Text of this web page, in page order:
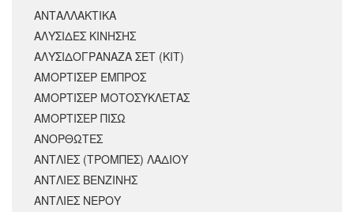
ΑΝΤΑΛΛΑΚΤΙΚΆ
ΑΛΥΣΙΔΕΣ ΚΙΝΗΣΗΣ
ΑΛΥΣΙΔΟΓΡΑΝΑΖΑ ΣΕΤ (ΚΙΤ)
ΑΜΟΡΤΙΣΕΡ ΕΜΠΡΟΣ
ΑΜΟΡΤΙΣΈΡ ΜΟΤΟΣΥΚΛΈΤΑΣ
ΑΜΟΡΤΙΣΕΡ ΠΙΣΩ
ΑΝΟΡΘΩΤΕΣ
ΑΝΤΛΙΕΣ (ΤΡΟΜΠΕΣ) ΛΑΔΙΟΥ
ΑΝΤΛΙΕΣ ΒΕΝΖΙΝΗΣ
ΑΝΤΛΙΕΣ ΝΕΡΟΥ